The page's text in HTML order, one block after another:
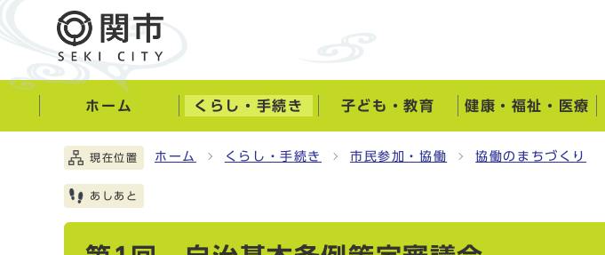
ホーム くらし・手続き 子ども・教育 健康・福祉・医療
現在位置 ホーム くらし・手続き 市民参加・協働 協働のまちづくり
あしあと